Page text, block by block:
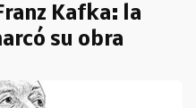
Kafka: la
su obra